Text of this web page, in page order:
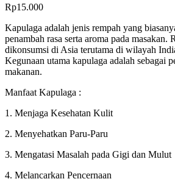
Rp15.000
Kapulaga adalah jenis rempah yang
penambah rasa serta aroma pada masakan.
dikonsumsi di Asia terutama di wilayah
Kegunaan utama kapulaga adalah sebagai
makanan.
Manfaat Kapulaga :
1. Menjaga Kesehatan Kulit
2. Menyehatkan Paru-Paru
3. Mengatasi Masalah pada Gigi dan Mulut
4. Melancarkan Pencernaan